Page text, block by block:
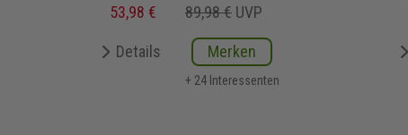
53,98 €
89,98 € UVP
Details Merken
+ 24 Interessenten